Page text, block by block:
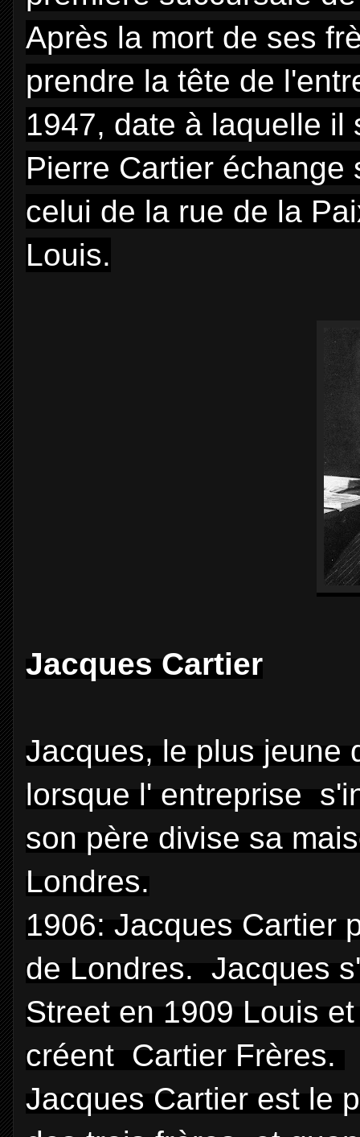
Après la mort de ses
prendre la tête de
1947, date à laquelle il
Pierre Cartier échange
celui de la rue de la
Louis.
Jacques Cartier
Jacques, le plus jeune
lorsque l' entreprise
son père divise sa
Londres.
1906: Jacques Cartier
de Londres. Jacques
Street en 1909 Louis
créent Cartier Frères.
Jacques Cartier est le